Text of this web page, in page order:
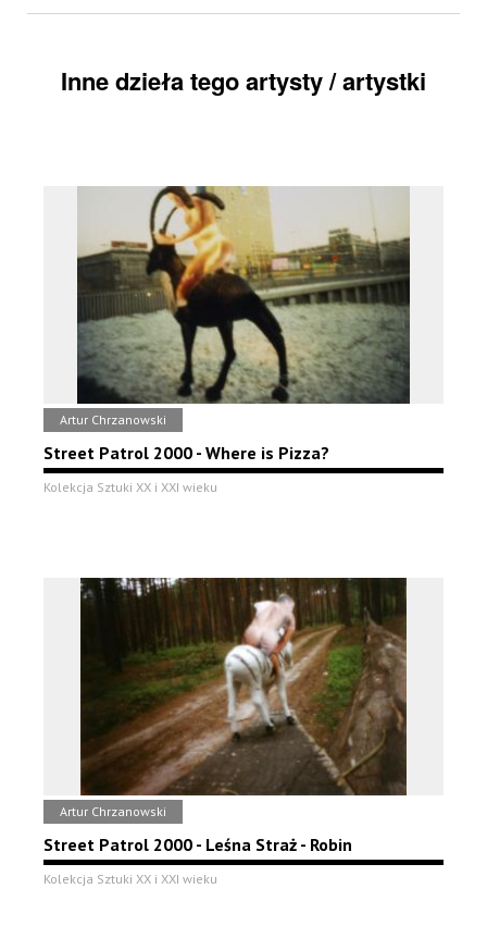
Inne dzieła tego artysty / artystki
Artur Chrzanowski
Street Patrol 2000 - Where is Pizza?
Kolekcja Sztuki XX i XXI wieku
Artur Chrzanowski
Street Patrol 2000 - Leśna Straż - Robin
Kolekcja Sztuki XX i XXI wieku